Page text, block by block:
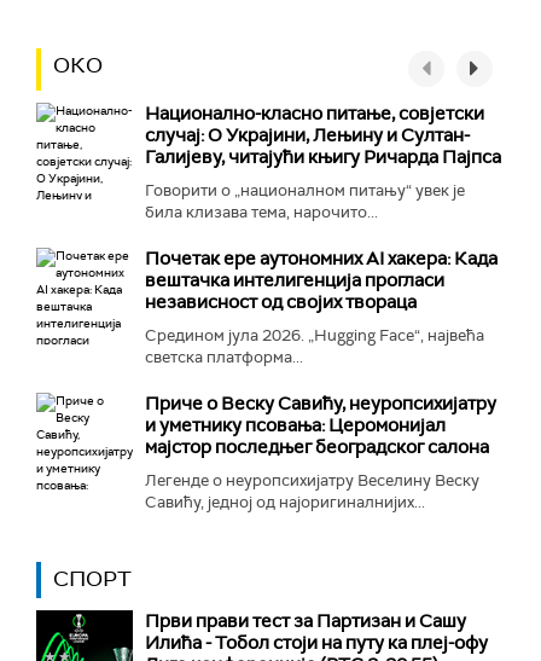
ОКО
Национално-класнo питање, совјетски
случај: О Украјини, Лењину и Султан-
Галијеву, читајући књигу Ричарда Пајпса
Говорити о „националном питању“ увек је
била клизава тема, нарочито...
Почетак ере аутономних AI хакера: Када
вештачка интелигенција прогласи
независност од својих твораца
Средином јула 2026. „Hugging Face“, највећа
светска платформа...
Приче о Веску Савићу, неуропсихијатру
и уметнику псовања: Церомонијал
мајстор последњег београдског салона
Легенде о неуропсихијатру Веселину Веску
Савићу, једној од најоригиналнијих...
СПОРТ
Први прави тест за Партизан и Сашу
Илића - Тобол стоји на путу ка плеј-офу